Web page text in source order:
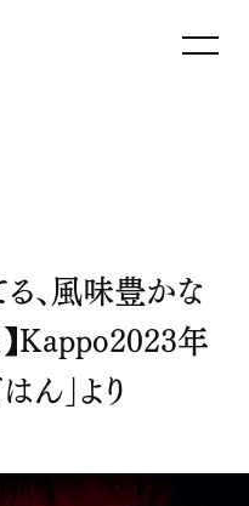
、風味豊かな
】Kappo2023年
ん」より